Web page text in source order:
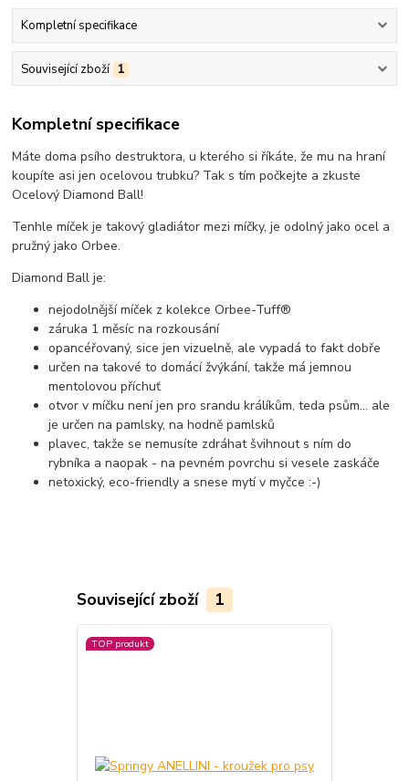
Kompletní specifikace
Související zboží 1
Kompletní specifikace
Máte doma psího destruktora, u kterého si říkáte, že mu na hraní
koupíte asi jen ocelovou trubku? Tak s tím počkejte a zkuste
Ocelový Diamond Ball!
Tenhle míček je takový gladiátor mezi míčky, je odolný jako ocel a
pružný jako Orbee.
Diamond Ball je:
nejodolnější míček z kolekce Orbee-Tuff®
záruka 1 měsíc na rozkousání
opancéřovaný, sice jen vizuelně, ale vypadá to fakt dobře
určen na takové to domácí žvýkání, takže má jemnou
mentolovou příchuť
otvor v míčku není jen pro srandu králíkům, teda psům... ale
je určen na pamlsky, na hodně pamlsků
plavec, takže se nemusíte zdráhat švihnout s ním do
rybníka a naopak - na pevném povrchu si vesele zaskáče
netoxický, eco-friendly a snese mytí v myčce :-)
Související zboží 1
TOP produkt